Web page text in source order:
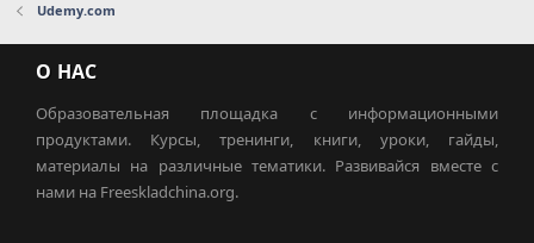
Udemy.com
О НАС
Образовательная площадка с информационными
продуктами. Курсы, тренинги, книги, уроки, гайды,
материалы на различные тематики. Развивайся вместе с
нами на Freeskladchina.org.